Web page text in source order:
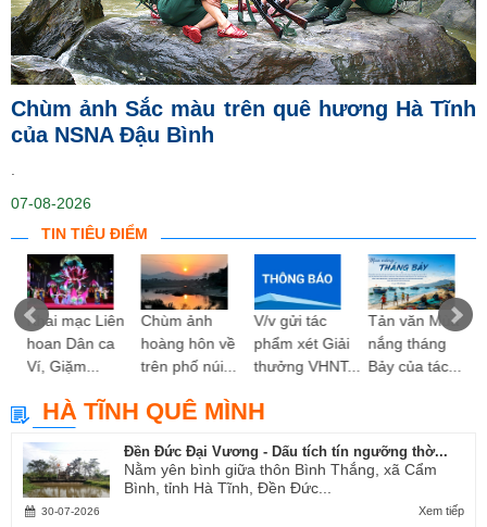
Chùm ảnh Sắc màu trên quê hương Hà Tĩnh
của NSNA Đậu Bình
07-08-2026
TIN TIÊU ĐIỂM
Khai mạc Liên
hoan Dân ca
Ví, Giặm...
Chùm ảnh
hoàng hôn về
trên phố núi...
V/v gửi tác
phẩm xét Giải
thưởng VHNT...
Tản văn Mùa
nắng tháng
Bảy của tác...
HÀ TĨNH QUÊ MÌNH
Đền Đức Đại Vương - Dấu tích tín ngưỡng thờ...
Nằm yên bình giữa thôn Bình Thắng, xã Cẩm
Bình, tỉnh Hà Tĩnh, Đền Đức...
Xem tiếp
30-07-2026